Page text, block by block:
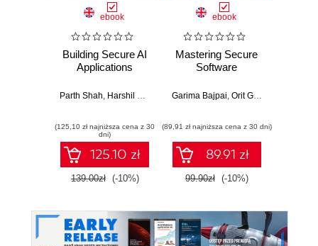
ebook
Building Secure AI
Applications
Parth Shah, Harshil Shah
(125,10 zł najniższa cena z 30
dni)
125.10 zł
139.00zł (-10%)
ebook
Mastering Secure
Software
Garima Bajpai, Orit Golowinski
(89,91 zł najniższa cena z 30 dni)
89.91 zł
99.90zł (-10%)